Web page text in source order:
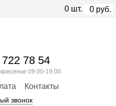
78 54
09.00-19.00
Контакты
звонок
0 шт. 0 руб.